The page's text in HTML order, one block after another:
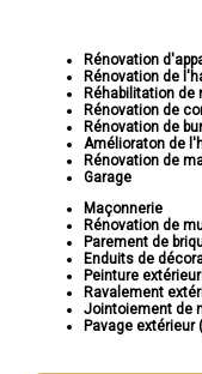
Rénovation
Rénovation de
Réhabilitation de
Rénovation de
Rénovation de
Amélioraton de
Rénovation de
Garage
Maçonnerie
Rénovation de
Parement de
Enduits de
Peinture
Ravalement
Jointoiement de
Pavage extérieur